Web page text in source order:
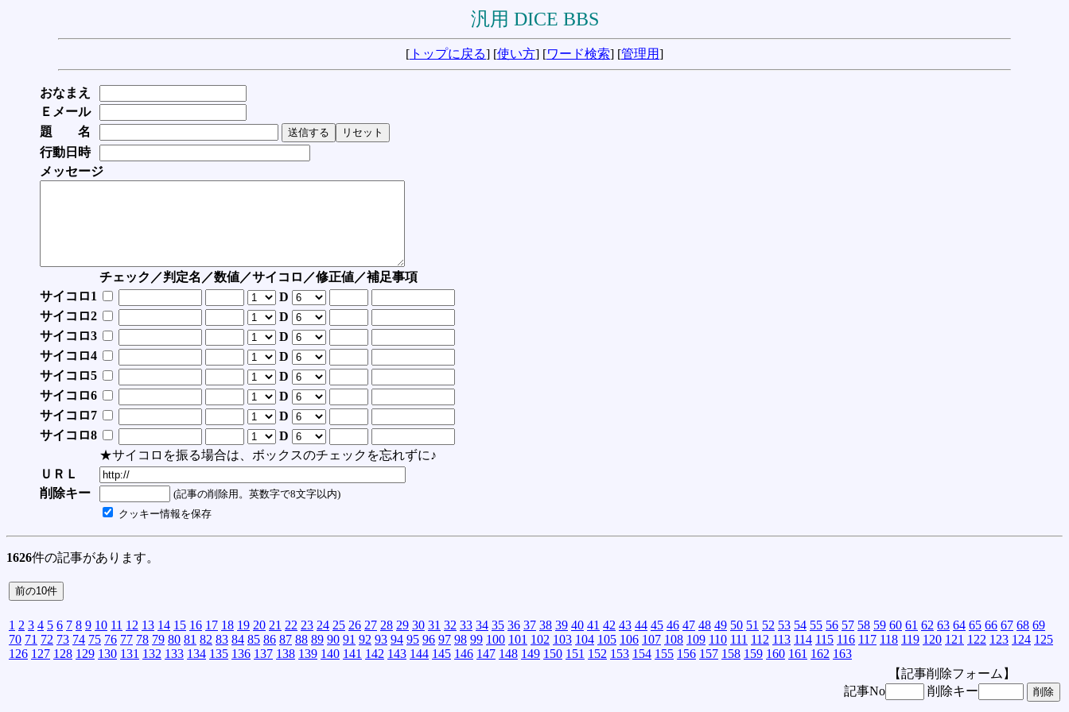
汎用 DICE BBS
[ トップに戻る] [使い方] [ワード検索] [管理用]
おなまえ
Ｅメール
題 名
行動日時
メッセージ
チェック／判定名／数値／サイコロ／修正値／補足事項
サイコロ1
D
サイコロ2
D
サイコロ3
D
サイコロ4
D
サイコロ5
D
サイコロ6
D
サイコロ7
D
サイコロ8
D
★サイコロを振る場合は、ボックスのチェックを忘れずに♪
ＵＲＬ
削除キー
(記事の削除用。英数字で8文字以内)
クッキー情報を保存
1626件の記事があります。
1 2 3 4 5 6 7 8 9 10 11 12 13 14 15 16 17 18 19 20 21 22 23 24 25 26 27 28 29 30 31 32 33 34 35 36 37 38 39 40 41 42 43 44 45 46 47 48 49 50 51 52 53 54 55 56 57 58 59 60 61 62 63 64 65 66 67 68 69
70 71 72 73 74 75 76 77 78 79 80 81 82 83 84 85 86 87 88 89 90 91 92 93 94 95 96 97 98 99 100 101 102 103 104 105 106 107 108 109 110 111 112 113 114 115 116 117 118 119 120 121 122 123 124 125
126 127 128 129 130 131 132 133 134 135 136 137 138 139 140 141 142 143 144 145 146 147 148 149 150 151 152 153 154 155 156 157 158 159 160 161 162 163
【記事削除フォーム】
記事No
削除キー